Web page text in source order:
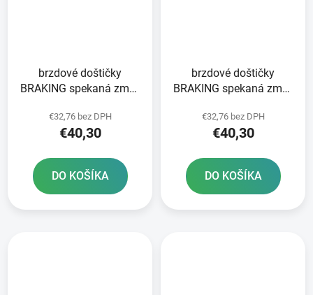
brzdové doštičky
BRAKING spekaná zmes
€32,76 bez DPH
€40,30
DO KOŠÍKA
brzdové doštičky
BRAKING spekaná zmes
€32,76 bez DPH
€40,30
DO KOŠÍKA